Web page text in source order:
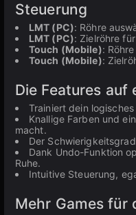
Steuerung
LMT (PC): Röhre
LMT (PC): Zielröhre
Touch (Mobile):
Touch (Mobile):
Die Features auf
Trainiert dein
Knallige Farben und
macht.
Der
Dank Undo-Funktion
Ruhe.
Intuitive Steuerung,
Mehr Games für